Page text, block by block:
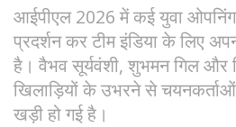
आईपीएल 2026 में कई युवा ओपनिंग
प्रदर्शन कर टीम इंडिया के लिए
है। वैभव सूर्यवंशी, शुभमन गिल और
खिलाड़ियों के उभरने से
खड़ी हो गई है।